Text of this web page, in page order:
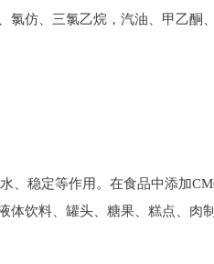
氯仿、三氯乙烷，汽油、甲乙酮
稳定等作用。在食品中添加
体饮料、罐头、糖果、糕点、